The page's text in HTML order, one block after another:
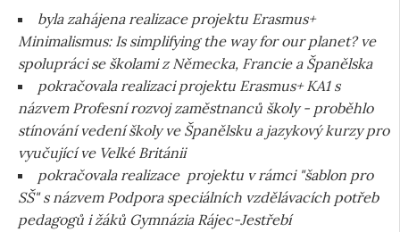
byla zahájena realizace projektu Erasmus+
Minimalismus: Is simplifying the way for our planet? ve
spolupráci se školami z Německa, Francie a Španělska
pokračovala realizaci projektu Erasmus+ KA1 s
názvem Profesní rozvoj zaměstnanců školy - proběhlo
stínování vedení školy ve Španělsku a jazykový kurzy pro
vyučující ve Velké Británii
pokračovala realizace projektu v rámci "šablon pro
SŠ" s názvem Podpora speciálních vzdělávacích potřeb
pedagogů i žáků Gymnázia Rájec-Jestřebí